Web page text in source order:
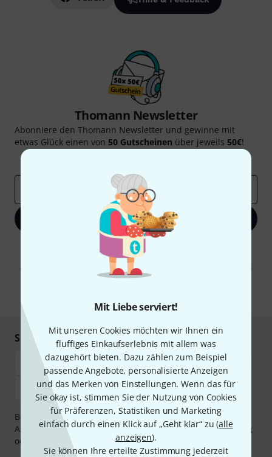
Mit Liebe serviert!
Mit unseren Cookies möchten wir Ihnen ein
fluffiges Einkaufserlebnis mit allem was
dazugehört bieten. Dazu zählen zum Beispiel
passende Angebote, personalisierte Anzeigen
und das Merken von Einstellungen. Wenn das für
Sie okay ist, stimmen Sie der Nutzung von Cookies
für Präferenzen, Statistiken und Marketing
einfach durch einen Klick auf „Geht klar“ zu (alle
anzeigen).
Sie können Ihre erteilte Zustimmung jederzeit
Thomann Newsletter
Abonniere den Thomann Newsletter und gewinne mit
etwas Glück einen von 50 Gutscheinen über jeweils 50€!
Thomann Insights
Jetzt anmelden
Mit Klick auf „Jetzt anmelden“ stimmen Sie dem Erhalt von E-Mail-
Werbung und einer Messung des E-Mail-Nutzungsverhaltens zu. Die
Abmeldung ist jederzeit möglich. Weitere Informationen finden Sie in
unserenDatenschutzhinweisen
Sicher einkaufen & bezahlen
Bezahlen Sie vertraulich und sicher per Vorkasse, PayPal,
Amazon Pay, Klarna Sofort bezahlen,Klarna Ratenzahlung
oder Kreditkarte.